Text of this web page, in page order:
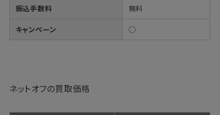
振込手数料 無料
キャンペーン ◯
ネットオフの買取価格